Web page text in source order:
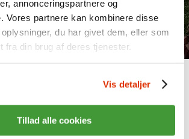
annonceringspartnere og
Vores partnere kan kombinere disse
du har givet dem, eller som
fra din brug af deres tjenester.
Vis detaljer
Tillad alle cookies